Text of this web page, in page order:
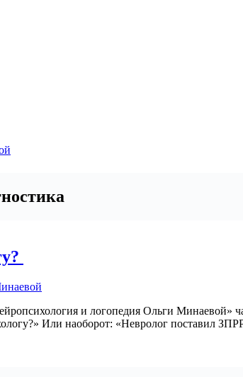
и логопедия Ольги Минаевой»
Или наоборот: «Невролог поставил